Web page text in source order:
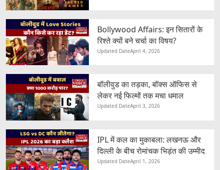
Bollywood Affairs: इन सितारों के
रिश्ते क्यों बने चर्चा का विषय?
Updated DateApril 4, 2026
बॉलीवुड का तड़का, बॉक्स ऑफिस से
लेकर नई फिल्मों तक मचा धमाल
Updated DateApril 3, 2026
IPL में कल का मुकाबला: लखनऊ और
दिल्ली के बीच रोमांचक भिड़ंत की उम्मीद
Updated DateApril 1, 2026